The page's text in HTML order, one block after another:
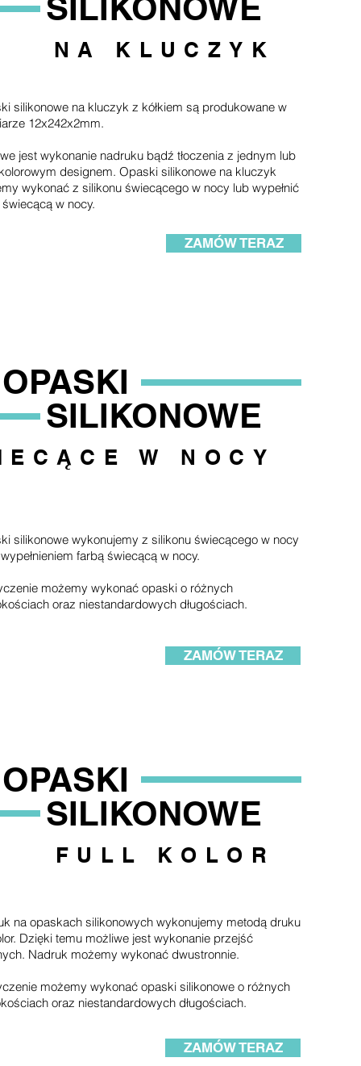
SILIKONOWE
NA KLUCZYK
silikonowe na kluczyk z kółkiem są produkowane w
12x242x2mm.
jest wykonanie nadruku bądź tłoczenia z jednym lub
designem. Opaski silikonowe na kluczyk
wykonać z silikonu świecącego w nocy lub wypełnić
w nocy.
ZAMÓW TERAZ
SILIKONOWE
OPASKI
W NOCY
silikonowe wykonujemy z silikonu świecącego w nocy
farbą świecącą w nocy.
możemy wykonać opaski o różnych
oraz niestandardowych długościach.
ZAMÓW TERAZ
SILIKONOWE
OPASKI
FULL KOLOR
na opaskach silikonowych wykonujemy metodą druku
Dzięki temu możliwe jest wykonanie przejść
Nadruk możemy wykonać dwustronnie.
możemy wykonać opaski silikonowe o różnych
oraz niestandardowych długościach.
ZAMÓW TERAZ